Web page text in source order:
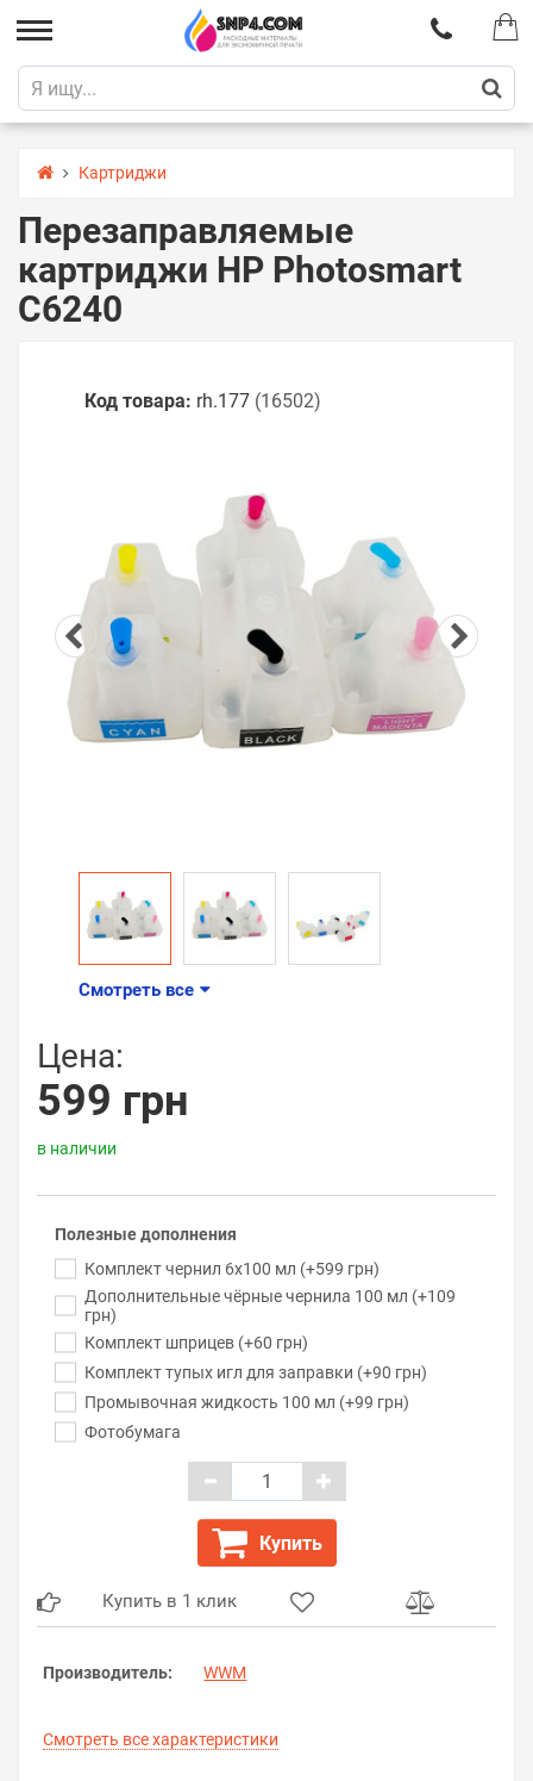
Картриджи
Перезаправляемые
картриджи HP Photosmart
C6240
Код товара: rh.177 (16502)
Смотреть все
Цена:
599 грн
в наличии
Полезные дополнения
Комплект чернил 6x100 мл (+599 грн)
Дополнительные чёрные чернила 100 мл (+109
грн)
Комплект шприцев (+60 грн)
Комплект тупых игл для заправки (+90 грн)
Промывочная жидкость 100 мл (+99 грн)
Фотобумага
Купить
Купить в 1 клик
Производитель: WWM
Смотреть все характеристики